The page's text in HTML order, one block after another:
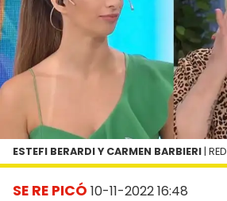
SE RE PICÓ 10-11-2022 16:48
ESTEFI BERARDI Y CARMEN BARBIERI |